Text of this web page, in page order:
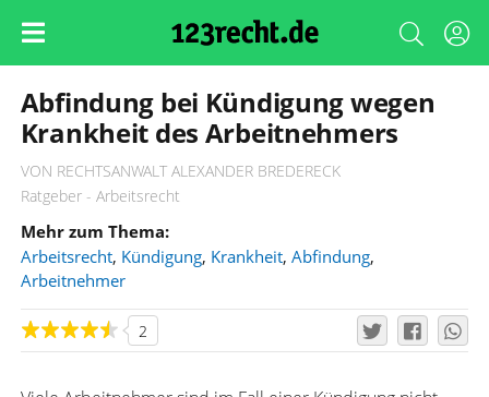
Abfindung bei Kündigung wegen
Krankheit des Arbeitnehmers
VON RECHTSANWALT ALEXANDER BREDERECK
Ratgeber - Arbeitsrecht
Mehr zum Thema:
Arbeitsrecht, Kündigung, Krankheit, Abfindung,
Arbeitnehmer
2